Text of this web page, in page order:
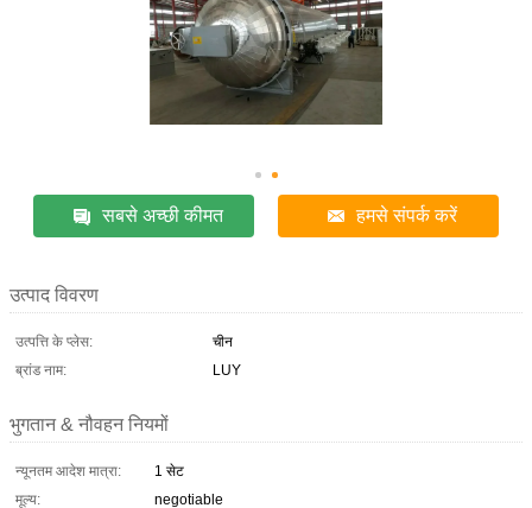
सबसे अच्छी कीमत हमसे संपर्क करें
उत्पाद विवरण
उत्पत्ति के प्लेस:
चीन
ब्रांड नाम:
LUY
भुगतान & नौवहन नियमों
न्यूनतम आदेश मात्रा:
1 सेट
मूल्य:
negotiable